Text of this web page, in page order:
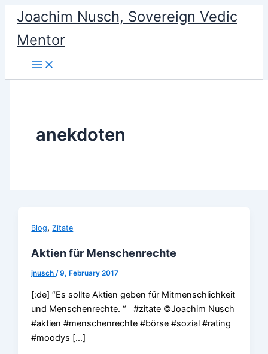
content
Joachim Nusch, Sovereign Vedic
Mentor
anekdoten
Blog,Zitate
Aktien für Menschenrechte
jnusch/9, February 2017
[:de] “Es sollte Aktien geben für Mitmenschlichkeit
und Menschenrechte. “ #zitate ©Joachim Nusch
#aktien #menschenrechte #börse #sozial #rating
#moodys […]